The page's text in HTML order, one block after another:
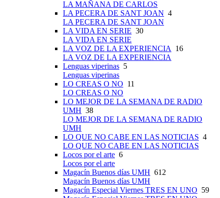
LA MAÑANA DE CARLOS
LA PECERA DE SANT JOAN 4
LA PECERA DE SANT JOAN
LA VIDA EN SERIE 30
LA VIDA EN SERIE
LA VOZ DE LA EXPERIENCIA
16
LA VOZ DE LA EXPERIENCIA
Lenguas viperinas 5
Lenguas viperinas
LO CREAS O NO 11
LO CREAS O NO
LO MEJOR DE LA SEMANA DE RADIO
UMH 38
LO MEJOR DE LA SEMANA DE RADIO
UMH
LO QUE NO CABE EN LAS NOTICIAS 4
LO QUE NO CABE EN LAS NOTICIAS
Locos por el arte 6
Locos por el arte
Magacín Buenos días UMH 612
Magacín Buenos días UMH
Magacín Especial Viernes TRES EN UNO 59